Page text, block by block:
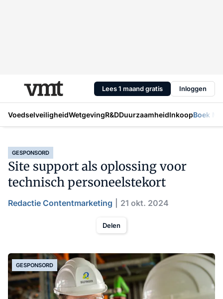
Lees 1 maand gratis Inloggen
VoedselveiligheidWetgevingR&DDuurzaamheidInkoopBoek
GESPONSORD
Site support als oplossing voor
technisch personeelstekort
Redactie Contentmarketing 21 okt. 2024
Delen
GESPONSORD